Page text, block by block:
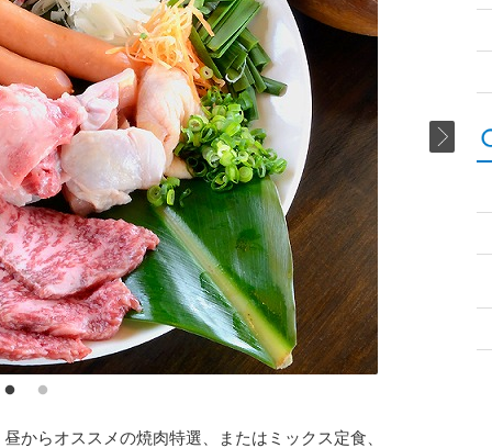
からオススメの焼肉特選、またはミックス定食、